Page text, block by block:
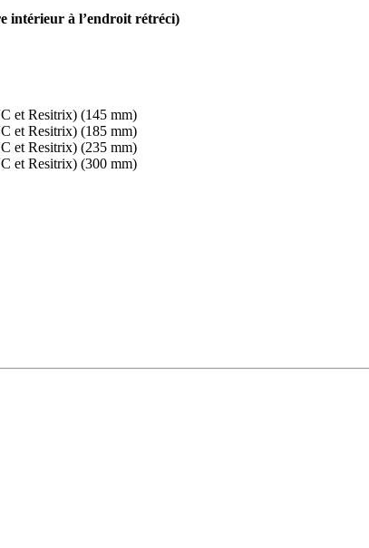
intérieur à l’endroit rétréci)
et Resitrix) (145 mm)
et Resitrix) (185 mm)
et Resitrix) (235 mm)
et Resitrix) (300 mm)